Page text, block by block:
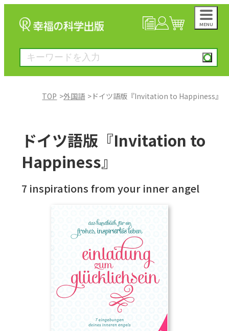
MENU
一般書
絵本
CD
DVD・ブルーレイ
雑貨
TOP 外国語 ドイツ語版『Invitation to Happiness』
ドイツ語版『Invitation to
Happiness』
7 inspirations from your inner angel